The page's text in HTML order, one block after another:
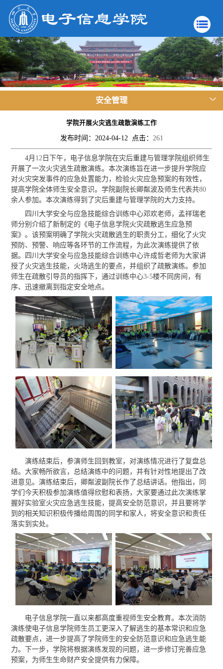
安全管理
学院开展火灾逃生疏散演练工作
发布时间：2024-04-12 点击： 261
4月 12 日下午，电子信息学院在灾后重建与管理学院组织师生
开展了一次火灾逃生疏散演练。本次演练旨在进一步提升学院应
对火灾突发事件的应急处置能力，检验火灾应急预案的有效性，
提高学院全体师生安全意识。学院副院长卿粼波及师生代表共80
余人参加。本次演练得到了灾后重建与管理学院的大力支持。
四川大学安全与应急技能综合训练中心邓欢老师，孟祥瑞老
师分别介绍了新制定的《电子信息学院火灾疏散逃生应急预
案》。该预案明确了学院火灾疏散逃生的职责分工，细化了火灾
预防、预警、响应等各环节的工作流程，为此次演练提供了依
据。四川大学安全与应急技能综合训练中心许成哲老师为大家讲
授了火灾逃生技能，火场逃生的要点，并组织了疏散演练。参加
师生在疏散引导员的指挥下，通过训练中心3-5楼不同房间，有
序、迅速撤离到指定安全地点。
演练结束后，参演师生回到教室，对演练情况进行了复盘总
结。大家畅所欲言，总结演练中的问题，并有针对性地提出了改
进意见。演练结束后，卿粼波副院长作了总结讲话。他指出，同
学们今天积极参加演练值得欣慰和表扬，大家要通过此次演练掌
握好实验室火灾应急逃生技能，提高安全防范意识，并且要将学
到的相关知识积极传播给周围的同学和家人，将安全意识和责任
落实到实处。
电子信息学院一直以来都高度重视师生安全教育。本次消防
演练使电子信息学院师生员工更深入了解逃生的基本常识和应急
疏散要点，进一步提高了学院师生的安全防范意识和应急逃生能
力。下一步，学院将根据演练发现的问题，进一步修订完善应急
预案，为师生生命财产安全提供有力保障。